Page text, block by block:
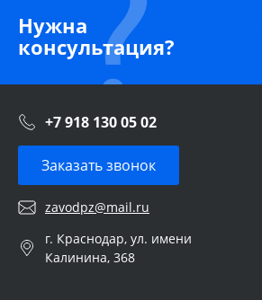
Нужна
консультация?
+7 918 130 05 02
Заказать звонок
zavodpz@mail.ru
г. Краснодар, ул. имени
Калинина, 368